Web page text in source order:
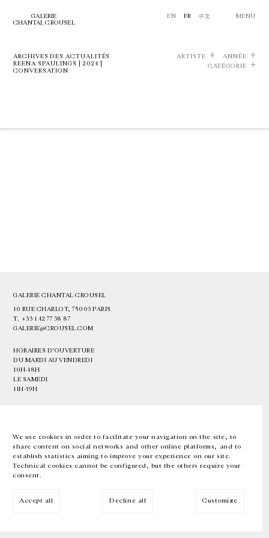
We use cookies in order to facilitate your navigation on the site, to
share content on social networks and other online platforms, and to
establish statistics aiming to improve your experience on our site.
Technical cookies cannot be configured, but the others require your
consent.
Accept all Decline all Customize
GALERIE
CHANTAL CROUSEL
EN FR 中文 MENU
ARCHIVES DES ACTUALITÉS
REENA SPAULINGS | 2024 |
CONVERSATION
ARTISTE
ANNÉE
CATÉGORIE
GALERIE CHANTAL CROUSEL
10 RUE CHARLOT, 75003 PARIS
T. +33 1 42 77 38 87
GALERIE@CROUSEL.COM
HORAIRES D'OUVERTURE
DU MARDI AU VENDREDI
10H-18H
LE SAMEDI
11H-19H
EN FR 中文 Facebook Instagram
Inscrivez-vous à notre newsletter